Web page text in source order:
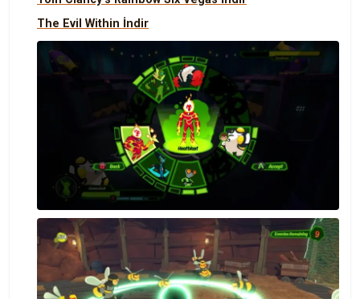
The Evil Within İndir